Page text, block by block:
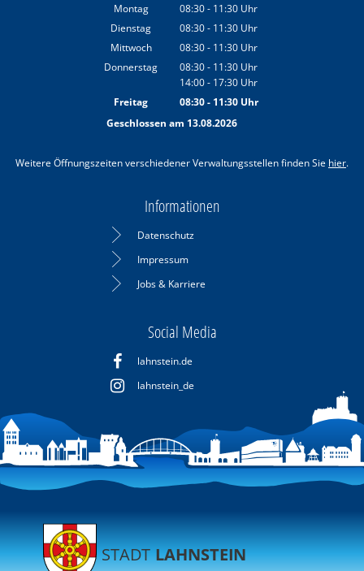
Montag 08:30- 11:30 Uhr
Von 08:30 bis 11:30 Uhr
Dienstag 08:30- 11:30 Uhr
Von 08:30 bis 11:30 Uhr
Mittwoch 08:30- 11:30 Uhr
Von 08:30 bis 11:30 Uhr
Donnerstag 08:30- 11:30 Uhr
Von 08:30 bis 11:30 Uhr
14:00- 17:30 Uhr
Von 14:00 bis 17:30 Uhr
Freitag 08:30- 11:30Uhr
Von 08:30 bis 11:30 Uhr
Geschlossen am 13.08.2026
Weitere Öffnungszeiten verschiedener Verwaltungsstellen finden Sie hier.
Informationen
Datenschutz
Impressum
Jobs & Karriere
Social Media
lahnstein.de
lahnstein_de
STADTLAHNSTEIN